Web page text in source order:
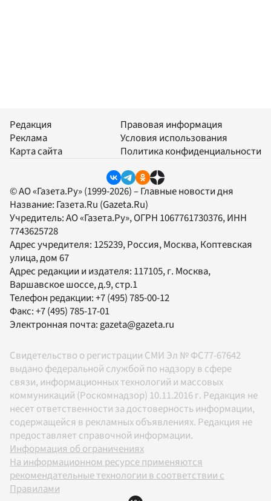
Редакция
Реклама
Карта сайта
Правовая информация
Условия использования
Политика конфиденциальности
© АО «Газета.Ру» (1999-2026) – Главные новости дня
Название: Газета.Ru (Gazeta.Ru)
Учредитель:АО «Газета.Ру», ОГРН 1067761730376, ИНН
7743625728
Адрес учредителя: 125239, Россия, Москва, Коптевская
улица, дом 67
Адрес редакции и издателя: 117105, г. Москва,
Варшавское шоссе, д.9, стр.1
Телефон редакции:+7 (495) 785-00-12
Факс:+7 (495) 785-17-01
Электронная почта:gazeta@gazeta.ru
Свидетельство о регистрации СМИ Эл № ФС77-67642
выдано федеральной службой по надзору в сфере
связи, информационных технологий и массовых
коммуникаций (Роскомнадзор) 10.11.2016 г. Редакция не
несет ответственности за достоверность информации,
содержащейся в рекламных объявлениях. Редакция не
предоставляет справочной информации.
Информация об ограничениях
На информационном ресурсе применяются
рекомендательные технологии в соответствии с
Правилами